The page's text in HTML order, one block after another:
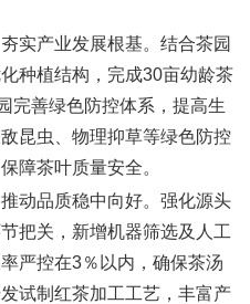
实产业发展根基。结合茶园
种植结构，完成30亩幼龄茶
完善绿色防控体系，提高生
昆虫、物理抑草等绿色防控
障茶叶质量安全。
动品质稳中向好。强化源头
把关，新增机器筛选及人工
严控在3％以内，确保茶汤
试制红茶加工工艺，丰富产